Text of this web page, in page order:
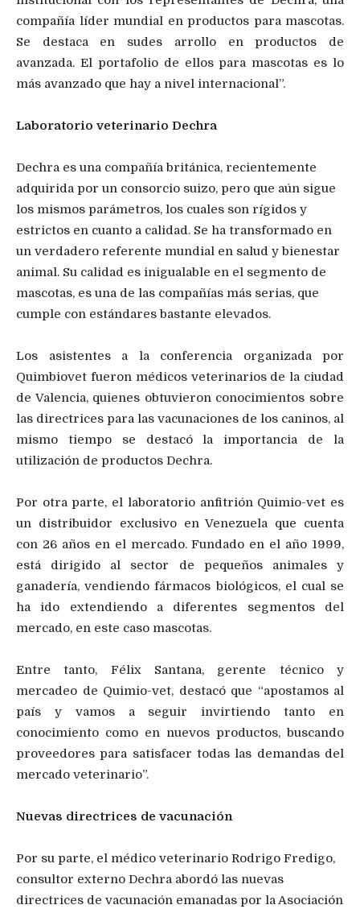
compañía líder mundial en productos para mascotas.
Se destaca en sudes arrollo en productos de
avanzada. El portafolio de ellos para mascotas es lo
más avanzado que hay a nivel internacional”.
Laboratorio veterinario Dechra
Dechra es una compañía británica, recientemente
adquirida por un consorcio suizo, pero que aún sigue
los mismos parámetros, los cuales son rígidos y
estrictos en cuanto a calidad. Se ha transformado en
un verdadero referente mundial en salud y bienestar
animal. Su calidad es inigualable en el segmento de
mascotas, es una de las compañías más serias, que
cumple con estándares bastante elevados.
Los asistentes a la conferencia organizada por
Quimbiovet fueron médicos veterinarios de la ciudad
de Valencia, quienes obtuvieron conocimientos sobre
las directrices para las vacunaciones de los caninos, al
mismo tiempo se destacó la importancia de la
utilización de productos Dechra.
Por otra parte, el laboratorio anfitrión Quimio-vet es
un distribuidor exclusivo en Venezuela que cuenta
con 26 años en el mercado. Fundado en el año 1999,
está dirigido al sector de pequeños animales y
ganadería, vendiendo fármacos biológicos, el cual se
ha ido extendiendo a diferentes segmentos del
mercado, en este caso mascotas.
Entre tanto, Félix Santana, gerente técnico y
mercadeo de Quimio-vet, destacó que “apostamos al
país y vamos a seguir invirtiendo tanto en
conocimiento como en nuevos productos, buscando
proveedores para satisfacer todas las demandas del
mercado veterinario”.
Nuevas directrices de vacunación
Por su parte, el médico veterinario Rodrigo Fredigo,
consultor externo Dechra abordó las nuevas
directrices de vacunación emanadas por la Asociación